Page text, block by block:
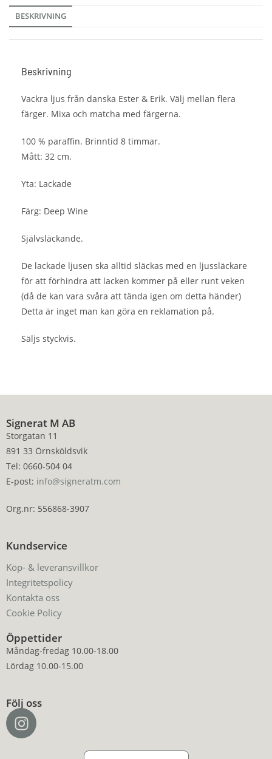
BESKRIVNING
Beskrivning
Vackra ljus från danska Ester & Erik. Välj mellan flera
färger. Mixa och matcha med färgerna.
100 % paraffin. Brinntid 8 timmar.
Mått: 32 cm.
Yta: Lackade
Färg: Deep Wine
Självsläckande.
De lackade ljusen ska alltid släckas med en ljussläckare
för att förhindra att lacken kommer på eller runt veken
(då de kan vara svåra att tända igen om detta händer)
Detta är inget man kan göra en reklamation på.
Säljs styckvis.
Signerat M AB
Storgatan 11
891 33 Örnsköldsvik
Tel: 0660-504 04
E-post: info@signeratm.com
Org.nr: 556868-3907
Kundservice
Köp- & leveransvillkor
Integritetspolicy
Kontakta oss
Cookie Policy
Öppettider
Måndag-fredag 10.00-18.00
Lördag 10.00-15.00
Följ oss